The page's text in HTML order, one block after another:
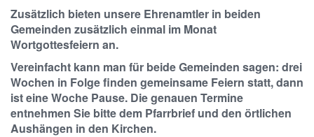
Zusätzlich bieten unsere Ehrenamtler in beiden
Gemeinden zusätzlich einmal im Monat
Wortgottesfeiern an.
Vereinfacht kann man für beide Gemeinden sagen: drei
Wochen in Folge finden gemeinsame Feiern statt, dann
ist eine Woche Pause. Die genauen Termine
entnehmen Sie bitte dem Pfarrbrief und den örtlichen
Aushängen in den Kirchen.